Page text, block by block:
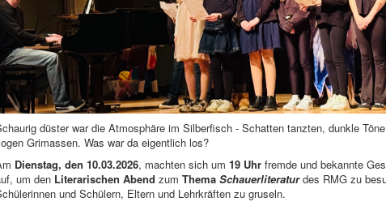
düster war die Atmosphäre im Silberfisch - Schatten tanzten, dunkle
Grimassen. Was war da eigentlich los?
Dienstag, den 10.03.2026, machten sich um 19 Uhr fremde und bekannte
um den Literarischen Abend zum Thema Schauerliteraturdes RMG zu
und Schülern, Eltern und Lehrkräften zu gruseln.